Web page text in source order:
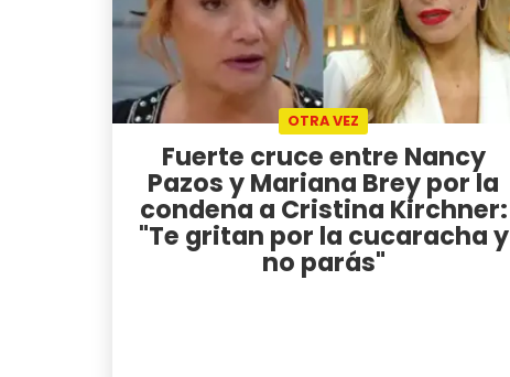
OTRA VEZ
Fuerte cruce entre Nancy
Pazos y Mariana Brey por la
condena a Cristina Kirchner:
"Te gritan por la cucaracha y
no parás"